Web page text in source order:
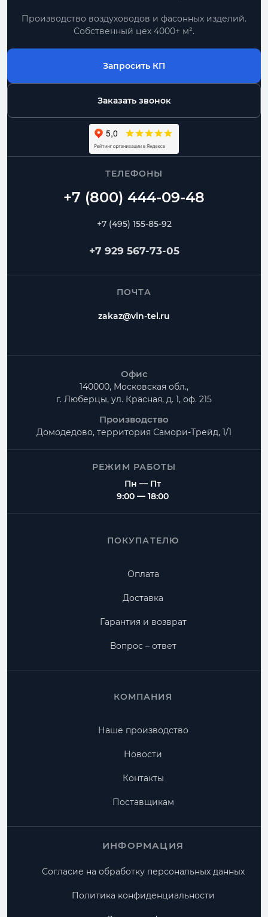
Производство воздуховодов и фасонных изделий.
Собственный цех 4000+ м².
Запросить КП
Заказать звонок
ТЕЛЕФОНЫ
+7 (495) 155-85-92
+7 929 567-73-05
ПОЧТА
zakaz@vin-tel.ru
Офис
140000, Московская обл.,
г. Люберцы, ул. Красная, д. 1, оф. 215
Производство
Домодедово, территория Самори-Трейд, 1/1
РЕЖИМ РАБОТЫ
Пн — Пт
9:00 — 18:00
ПОКУПАТЕЛЮ
Оплата
Доставка
Гарантия и возврат
Вопрос – ответ
КОМПАНИЯ
Наше производство
Новости
Контакты
Поставщикам
ИНФОРМАЦИЯ
Согласие на обработку персональных данных
Политика конфиденциальности